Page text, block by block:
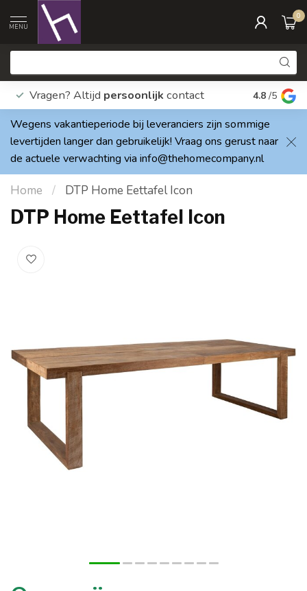
MENU
0
Vragen? Altijd persoonlijk contact Elke dag
4.8 /5
Wegens vakantieperiode bij leveranciers zijn sommige
levertijden langer dan gebruikelijk! Vraag ons gerust naar
de actuele verwachting via info@thehomecompany.nl
Home / DTP Home Eettafel Icon
DTP Home Eettafel Icon